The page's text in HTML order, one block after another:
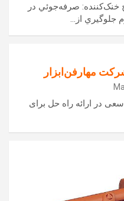
خنک‌کننده: صرفه‌جوئي در
مهار‌فن‌ابزار
در ارائه راه حل برای